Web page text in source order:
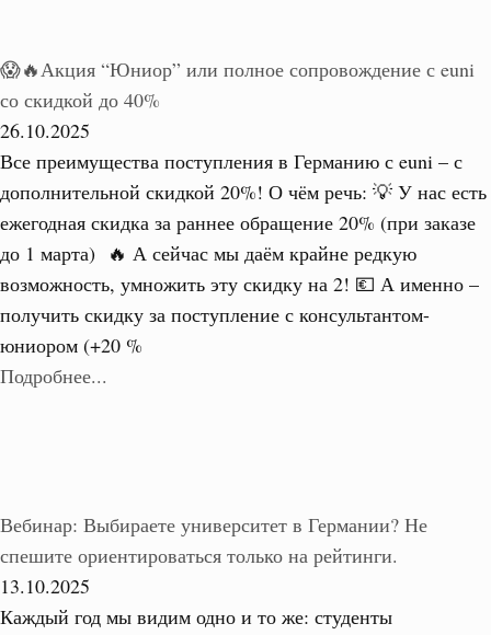
😱🔥Акция “Юниор” или полное сопровождение с euni
со скидкой до 40%
26.10.2025
Все преимущества поступления в Германию с euni – с
дополнительной скидкой 20%! О чём речь: 💡 У нас есть
ежегодная скидка за раннее обращение 20% (при заказе
до 1 марта) 🔥 А сейчас мы даём крайне редкую
возможность, умножить эту скидку на 2! 💶 А именно –
получить скидку за поступление с консультантом-
юниором (+20 %
Подробнее...
Вебинар: Выбираете университет в Германии? Не
спешите ориентироваться только на рейтинги.
13.10.2025
Каждый год мы видим одно и то же: студенты